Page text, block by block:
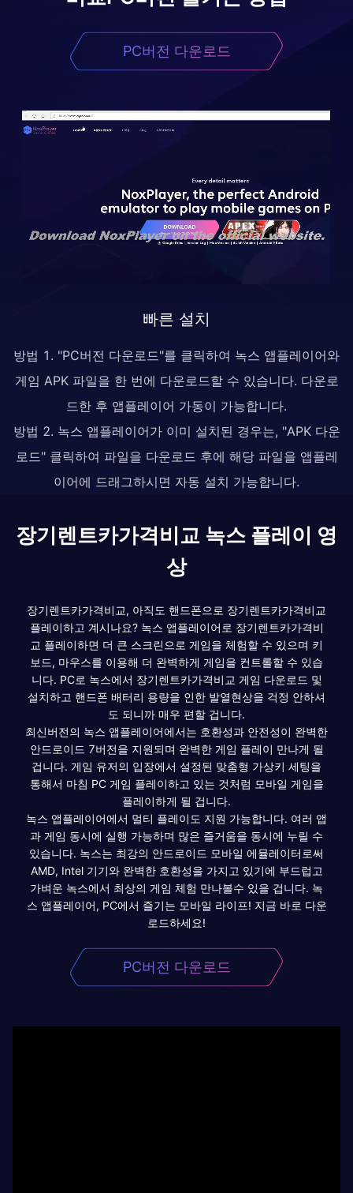
PC버전 다운로드
빠른 설치
방법 1. "PC버전 다운로드"를 클릭하여 녹스 앱플레이어와
게임 APK 파일을 한 번에 다운로드할 수 있습니다. 다운로
드한 후 앱플레이어 가동이 가능합니다.
방법 2. 녹스 앱플레이어가 이미 설치된 경우는, "APK 다운
로드" 클릭하여 파일을 다운로드 후에 해당 파일을 앱플레
이어에 드래그하시면 자동 설치 가능합니다.
장기렌트카가격비교 녹스 플레이 영
상
장기렌트카가격비교, 아직도 핸드폰으로 장기렌트카가격비교
플레이하고 계시나요? 녹스 앱플레이어로 장기렌트카가격비
교 플레이하면 더 큰 스크린으로 게임을 체험할 수 있으며 키
보드, 마우스를 이용해 더 완벽하게 게임을 컨트롤할 수 있습
니다. PC로 녹스에서 장기렌트카가격비교 게임 다운로드 및
설치하고 핸드폰 배터리 용량을 인한 발열현상을 걱정 안하셔
도 되니까 매우 편할 겁니다.
최신버전의 녹스 앱플레이어에서는 호환성과 안전성이 완벽한
안드로이드 7버전을 지원되며 완벽한 게임 플레이 만나게 될
겁니다. 게임 유저의 입장에서 설정된 맞춤형 가상키 세팅을
통해서 마침 PC 게임 플레이하고 있는 것처럼 모바일 게임을
플레이하게 될 겁니다.
녹스 앱플레이어에서 멀티 플레이도 지원 가능합니다. 여러 앱
과 게임 동시에 실행 가능하며 많은 즐거움을 동시에 누릴 수
있습니다. 녹스는 최강의 안드로이드 모바일 에뮬레이터로써
AMD, Intel 기기와 완벽한 호환성을 가지고 있기에 부드럽고
가벼운 녹스에서 최상의 게임 체험 만나볼수 있을 겁니다. 녹
스 앱플레이어, PC에서 즐기는 모바일 라이프! 지금 바로 다운
로드하세요!
PC버전 다운로드